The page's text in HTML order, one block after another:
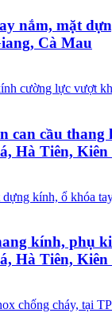
nắm, mặt
Cà Mau
can cầu
Hà Tiên, Kiên
kính, phụ
Hà Tiên, Kiên